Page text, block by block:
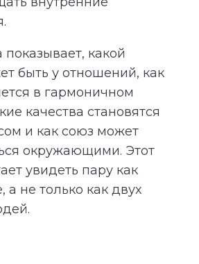
какой
быть у отношений, как
в гармоничном
качества становятся
и как союз может
окружающими. Этот
увидеть пару как
а не только как двух